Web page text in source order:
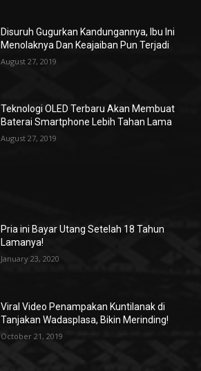
Disuruh Gugurkan Kandungannya, Ibu Ini
Menolaknya Dan Keajaiban Pun Terjadi
August 27, 2019
Teknologi OLED Terbaru Akan Membuat
Baterai Smartphone Lebih Tahan Lama
August 27, 2019
Pria ini Bayar Utang Setelah 18 Tahun
Lamanya!
January 23, 2020
Viral Video Penampakan Kuntilanak di
Tanjakan Wadasplasa, Bikin Merinding!
October 21, 2019